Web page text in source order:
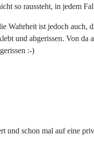
so raussteht, in jedem
Wahrheit ist jedoch
und abgerissen. Von
:-)
und schon mal auf eine